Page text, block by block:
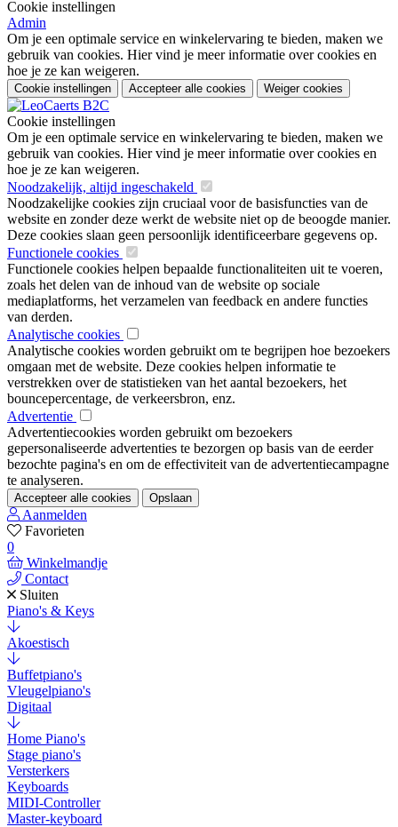
Cookie instellingen
Admin
Om je een optimale service en winkelervaring te bieden, maken we
gebruik van cookies. Hier vind je meer informatie over cookies en
hoe je ze kan weigeren.
Cookie instellingen Accepteer alle cookies Weiger cookies
Cookie instellingen
Om je een optimale service en winkelervaring te bieden, maken we
gebruik van cookies. Hier vind je meer informatie over cookies en
hoe je ze kan weigeren.
Noodzakelijk, altijd ingeschakeld
Noodzakelijke cookies zijn cruciaal voor de basisfuncties van de
website en zonder deze werkt de website niet op de beoogde manier.
Deze cookies slaan geen persoonlijk identificeerbare gegevens op.
Functionele cookies
Functionele cookies helpen bepaalde functionaliteiten uit te voeren,
zoals het delen van de inhoud van de website op sociale
mediaplatforms, het verzamelen van feedback en andere functies
van derden.
Analytische cookies
Analytische cookies worden gebruikt om te begrijpen hoe bezoekers
omgaan met de website. Deze cookies helpen informatie te
verstrekken over de statistieken van het aantal bezoekers, het
bouncepercentage, de verkeersbron, enz.
Advertentie
Advertentiecookies worden gebruikt om bezoekers
gepersonaliseerde advertenties te bezorgen op basis van de eerder
bezochte pagina's en om de effectiviteit van de advertentiecampagne
te analyseren.
Accepteer alle cookies Opslaan
Aanmelden
Favorieten
0
Winkelmandje
Contact
Sluiten
Piano's & Keys
Akoestisch
Buffetpiano's
Vleugelpiano's
Digitaal
Home Piano's
Stage piano's
Versterkers
Keyboards
MIDI-Controller
Master-keyboard